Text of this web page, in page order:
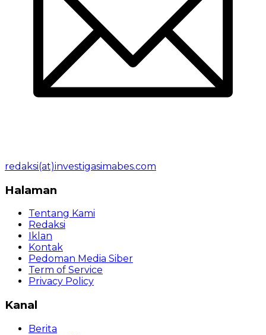
redaksi(at)investigasimabes.com
Halaman
Tentang Kami
Redaksi
Iklan
Kontak
Pedoman Media Siber
Term of Service
Privacy Policy
Kanal
Berita